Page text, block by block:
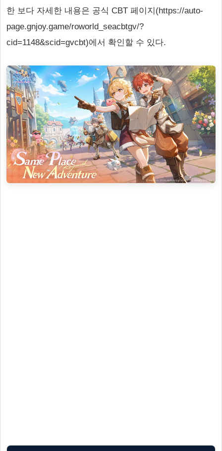
한 보다 자세한 내용은 공식 CBT 페이지(https://auto-
page.gnjoy.game/roworld_seacbtgv/?
cid=1148&scid=gvcbt)에서 확인할 수 있다.